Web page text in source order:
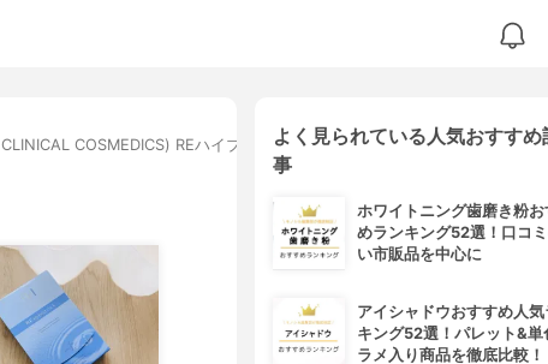
COSMEDICS) REハイブリッドパックよく見られている人気おすすめ
事
ホワイトニング歯磨き粉お
めランキング52選！口コ
い市販品を中心に
アイシャドウおすすめ人気
キング52選！パレット&単
ラメ入り商品を徹底比較！